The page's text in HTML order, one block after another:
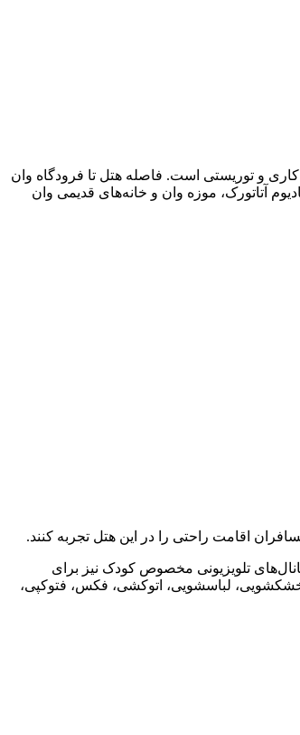
خود در سفرهای کاری و توریستی است. فاصله هتل تا فرودگاه وان
استادیوم آتاتورک، موزه وان و خانه‌های قدیمی وان
اقامت راحتی را در این هتل تجربه کنند.
تلویزیونی مخصوص کودک نیز برای
خشکشویی، لباسشویی، اتوکشی، فکس، فتوکپی،